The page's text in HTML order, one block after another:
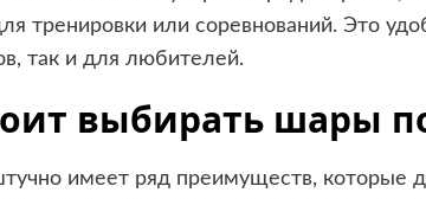
тренировки или соревнований. Это
так и для любителей.
выбирать шары
имеет ряд преимуществ, которые